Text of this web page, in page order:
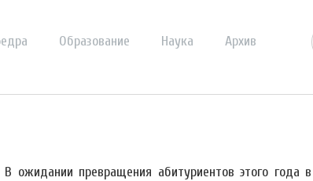
Образование Наука Архив
В ожидании превращения абитуриентов этого